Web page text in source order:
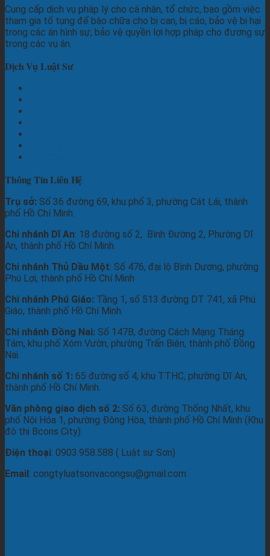
Cung cấp dịch vụ pháp lý cho cá nhân, tổ chức, bao gồm việc
tham gia tố tụng để bào chữa cho bị can, bị cáo, bảo vệ bị hại
trong các án hình sự, bảo vệ quyền lợi hợp pháp cho đương sự
trong các vụ án.
Dịch Vụ Luật Sư
Thông Tin Liên Hệ
Trụ sở: Số 36 đường 69, khu phố 3, phường Cát Lái, thành
phố Hồ Chí Minh.
Chi nhánh Dĩ An: 18 đường số 2, Bình Đường 2, Phường Dĩ
An, thành phố Hồ Chí Minh.
Chi nhánh Thủ Dầu Một: Số 476, đại lộ Bình Dương, phường
Phú Lợi, thành phố Hồ Chí Minh
Chi nhánh Phú Giáo: Tầng 1, số 513 đường DT 741, xã Phú
Giáo, thành phố Hồ Chí Minh.
Chi nhánh Đồng Nai: Số 147B, đường Cách Mạng Tháng
Tám, khu phố Xóm Vườn, phường Trấn Biên, thành phố Đồng
Nai.
Chi nhánh số 1: 65 đường số 4, khu TTHC, phường Dĩ An,
thành phố Hồ Chí Minh.
Văn phòng giao dịch số 2: Số 63, đường Thống Nhất, khu
phố Nội Hóa 1, phường Đông Hòa, thành phố Hồ Chí Minh (Khu
đô thị Bcons City)
Điện thoại: 0903.958.588 ( Luật sư Sơn)
Email: congtyluatsonvacongsu@gmail.com